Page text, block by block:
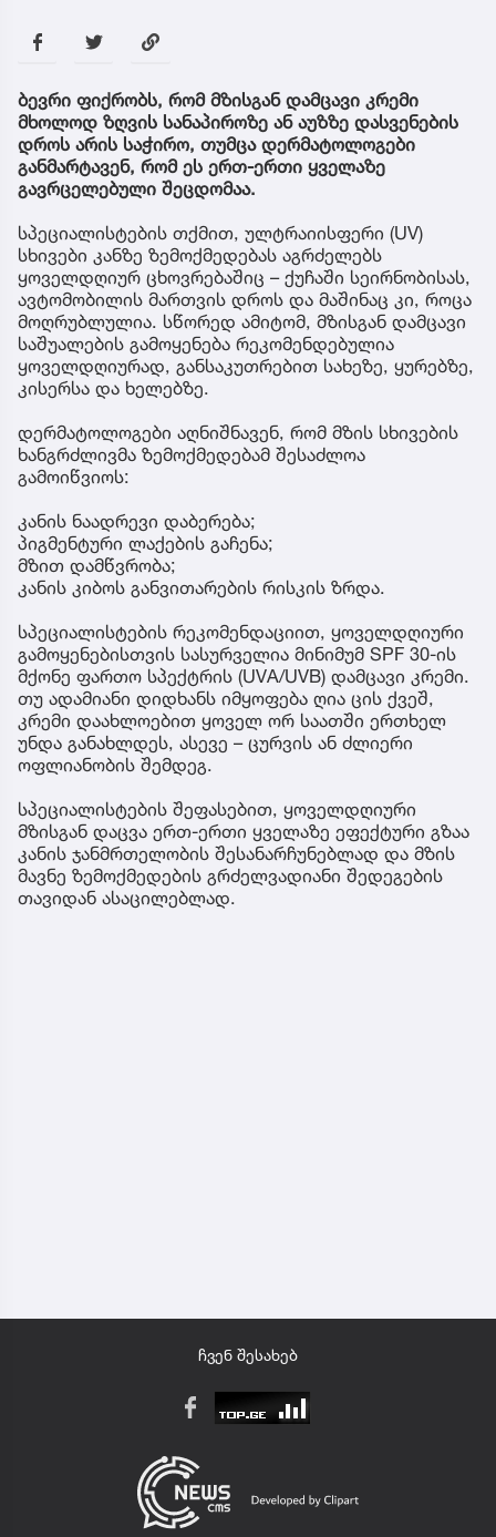
ბევრი ფიქრობს, რომ მზისგან დამცავი კრემი
მხოლოდ ზღვის სანაპიროზე ან აუზზე დასვენების
დროს არის საჭირო, თუმცა დერმატოლოგები
განმარტავენ, რომ ეს ერთ-ერთი ყველაზე
გავრცელებული შეცდომაა.
სპეციალისტების თქმით, ულტრაიისფერი (UV)
სხივები კანზე ზემოქმედებას აგრძელებს
ყოველდღიურ ცხოვრებაშიც – ქუჩაში სეირნობისას,
ავტომობილის მართვის დროს და მაშინაც კი, როცა
მოღრუბლულია. სწორედ ამიტომ, მზისგან დამცავი
საშუალების გამოყენება რეკომენდებულია
ყოველდღიურად, განსაკუთრებით სახეზე, ყურებზე,
კისერსა და ხელებზე.
დერმატოლოგები აღნიშნავენ, რომ მზის სხივების
ხანგრძლივმა ზემოქმედებამ შესაძლოა
გამოიწვიოს:
კანის ნაადრევი დაბერება;
პიგმენტური ლაქების გაჩენა;
მზით დამწვრობა;
კანის კიბოს განვითარების რისკის ზრდა.
სპეციალისტების რეკომენდაციით, ყოველდღიური
გამოყენებისთვის სასურველია მინიმუმ SPF 30-ის
მქონე ფართო სპექტრის (UVA/UVB) დამცავი კრემი.
თუ ადამიანი დიდხანს იმყოფება ღია ცის ქვეშ,
კრემი დაახლოებით ყოველ ორ საათში ერთხელ
უნდა განახლდეს, ასევე – ცურვის ან ძლიერი
ოფლიანობის შემდეგ.
სპეციალისტების შეფასებით, ყოველდღიური
მზისგან დაცვა ერთ-ერთი ყველაზე ეფექტური გზაა
კანის ჯანმრთელობის შესანარჩუნებლად და მზის
მავნე ზემოქმედების გრძელვადიანი შედეგების
თავიდან ასაცილებლად.
ჩვენ შესახებ